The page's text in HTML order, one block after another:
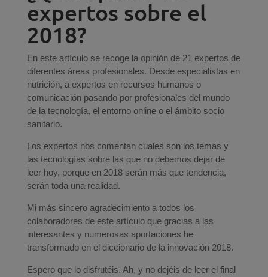
expertos sobre el
2018?
En este artículo se recoge la opinión de 21 expertos de
diferentes áreas profesionales. Desde especialistas en
nutrición, a expertos en recursos humanos o
comunicación pasando por profesionales del mundo
de la tecnología, el entorno online o el ámbito socio
sanitario.
Los expertos nos comentan cuales son los temas y
las tecnologías sobre las que no debemos dejar de
leer hoy, porque en 2018 serán más que tendencia,
serán toda una realidad.
Mi más sincero agradecimiento a todos los
colaboradores de este artículo que gracias a las
interesantes y numerosas aportaciones he
transformado en el diccionario de la innovación 2018.
Espero que lo disfrutéis. Ah, y no dejéis de leer el final